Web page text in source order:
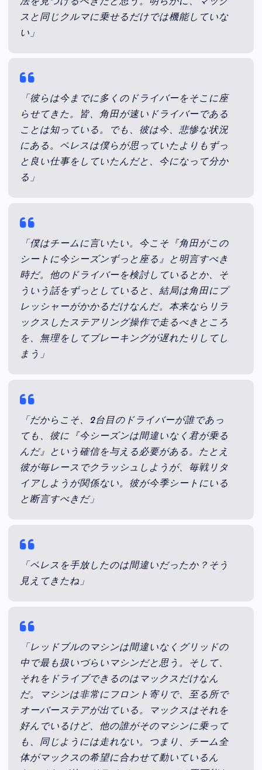
スと同じクルマに乗せるだけでは機能していな
い」
「彼らは今までに多くのドライバーをそこに座
らせてきた。皆、角田が速いドライバーである
ことは知っている。でも、彼は今、悲惨な状況
にある。ペレスは僕らが思っていたよりもずっ
と良い仕事をしていたんだと、今になって分か
る」
「僕はチームに言いたい。今こそ『角田がこの
シートに今シーズンずっと座る』と明言すべき
時だ。他のドライバーを検討しているとか、そ
ういう話をずっとしていると、結局は角田にプ
レッシャーがかかるだけなんだ。本来ならリラ
ックスしたステアリング操作で走るべきところ
を、無理をしてブレーキングが遅れたりしてし
まう」
「だからこそ、2台目のドライバーが誰であっ
ても、彼に『今シーズンは間違いなく君が乗る
んだ』という確信を与える必要がある。たとえ
彼が毎レースでクラッシュしようが、毎戦リタ
イアしようが関係ない。彼が今季シートにいる
と断言すべきだ」
「ペレスを手放したのは間違いだったか？そう
見えてきたね」
「レッドブルのマシンは間違いなくグリッドの
中で最も扱いづらいマシンだと思う。そして、
それをドライブできるのはマックスだけなん
だ。マシンは非常にフロント寄りで、至る所で
オーバーステアが出ている。マックスはそれを
好んでいるけど、他の誰がそのマシンに乗って
も、同じようには走れない。つまり、チーム全
体がマックスの希望に合わせて動いているん